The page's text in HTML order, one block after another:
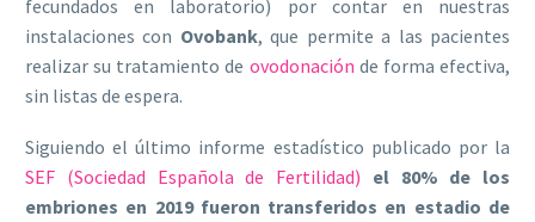
fecundados en laboratorio) por contar en nuestras
instalaciones con Ovobank, que permite a las pacientes
realizar su tratamiento de ovodonación de forma efectiva,
sin listas de espera.
Siguiendo el último informe estadístico publicado por la
SEF (Sociedad Española de Fertilidad) el 80% de los
embriones en 2019 fueron transferidos en estadio de